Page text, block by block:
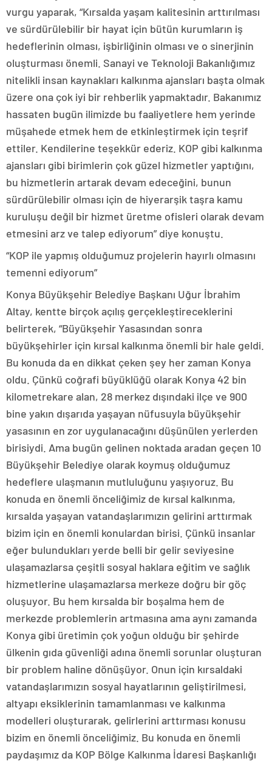
vurgu yaparak, “Kırsalda yaşam kalitesinin arttırılması
ve sürdürülebilir bir hayat için bütün kurumların iş
hedeflerinin olması, işbirliğinin olması ve o sinerjinin
oluşturması önemli. Sanayi ve Teknoloji Bakanlığımız
nitelikli insan kaynakları kalkınma ajansları başta olmak
üzere ona çok iyi bir rehberlik yapmaktadır. Bakanımız
hassaten bugün ilimizde bu faaliyetlere hem yerinde
müşahede etmek hem de etkinleştirmek için teşrif
ettiler. Kendilerine teşekkür ederiz. KOP gibi kalkınma
ajansları gibi birimlerin çok güzel hizmetler yaptığını,
bu hizmetlerin artarak devam edeceğini, bunun
sürdürülebilir olması için de hiyerarşik taşra kamu
kuruluşu değil bir hizmet üretme ofisleri olarak devam
etmesini arz ve talep ediyorum” diye konuştu.
“KOP ile yapmış olduğumuz projelerin hayırlı olmasını
temenni ediyorum”
Konya Büyükşehir Belediye Başkanı Uğur İbrahim
Altay, kentte birçok açılış gerçekleştireceklerini
belirterek, “Büyükşehir Yasasından sonra
büyükşehirler için kırsal kalkınma önemli bir hale geldi.
Bu konuda da en dikkat çeken şey her zaman Konya
oldu. Çünkü coğrafi büyüklüğü olarak Konya 42 bin
kilometrekare alan, 28 merkez dışındaki ilçe ve 900
bine yakın dışarıda yaşayan nüfusuyla büyükşehir
yasasının en zor uygulanacağını düşünülen yerlerden
birisiydi. Ama bugün gelinen noktada aradan geçen 10
Büyükşehir Belediye olarak koymuş olduğumuz
hedeflere ulaşmanın mutluluğunu yaşıyoruz. Bu
konuda en önemli önceliğimiz de kırsal kalkınma,
kırsalda yaşayan vatandaşlarımızın gelirini arttırmak
bizim için en önemli konulardan birisi. Çünkü insanlar
eğer bulundukları yerde belli bir gelir seviyesine
ulaşamazlarsa çeşitli sosyal haklara eğitim ve sağlık
hizmetlerine ulaşamazlarsa merkeze doğru bir göç
oluşuyor. Bu hem kırsalda bir boşalma hem de
merkezde problemlerin artmasına ama aynı zamanda
Konya gibi üretimin çok yoğun olduğu bir şehirde
ülkenin gıda güvenliği adına önemli sorunlar oluşturan
bir problem haline dönüşüyor. Onun için kırsaldaki
vatandaşlarımızın sosyal hayatlarının geliştirilmesi,
altyapı eksiklerinin tamamlanması ve kalkınma
modelleri oluşturarak, gelirlerini arttırması konusu
bizim en önemli önceliğimiz. Bu konuda en önemli
paydaşımız da KOP Bölge Kalkınma İdaresi Başkanlığı